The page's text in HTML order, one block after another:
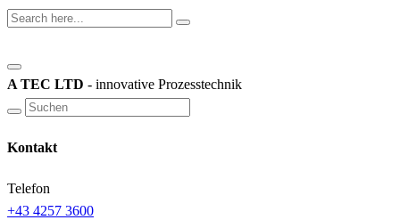
A TEC LTD - innovative Prozesstechnik
Kontakt
Telefon
+43 4257 3600